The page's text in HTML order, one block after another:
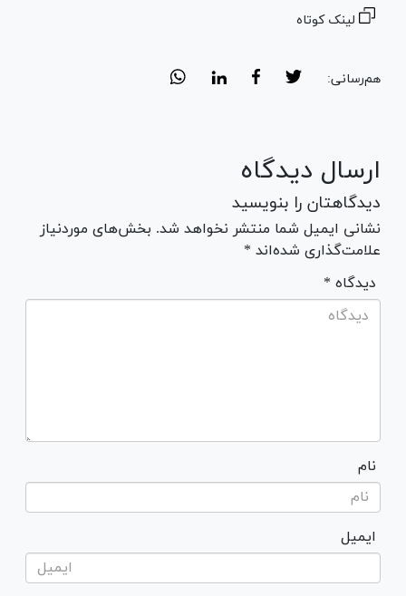
لینک کوتاه
هم‌رسانی:
ارسال دیدگاه
دیدگاهتان را بنویسید
نشانی ایمیل شما منتشر نخواهد شد. بخش‌های موردنیاز
علامت‌گذاری شده‌اند *
* دیدگاه
نام
ایمیل